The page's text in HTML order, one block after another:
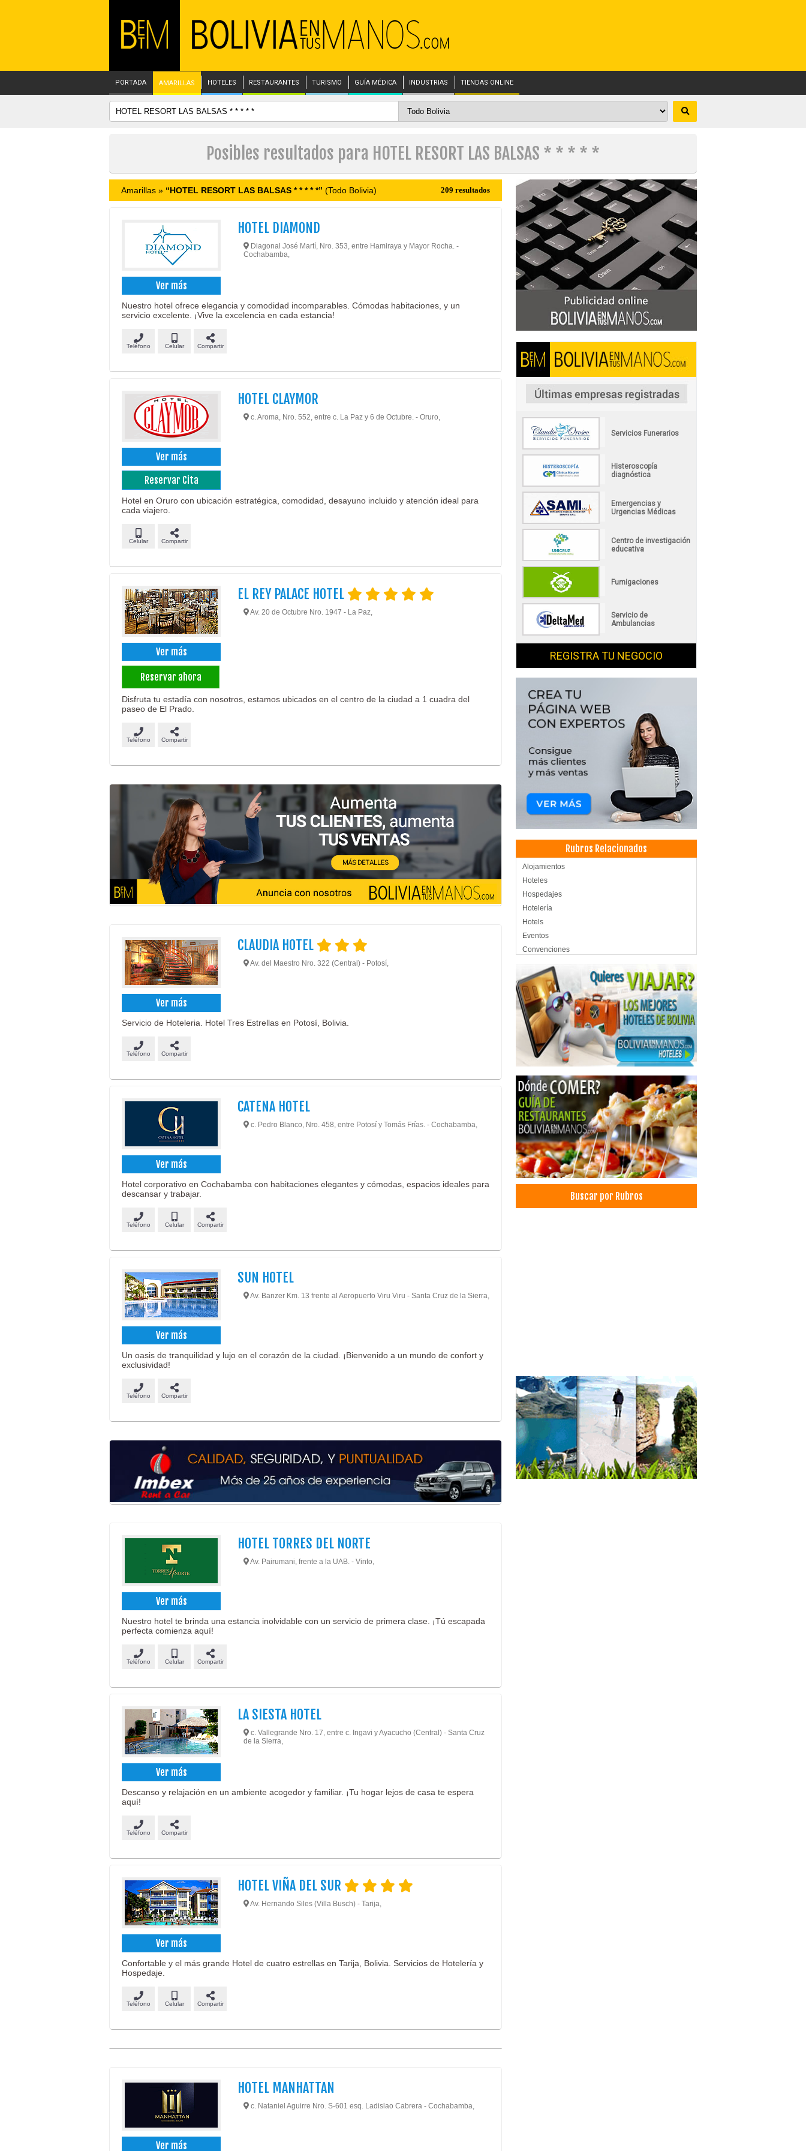
PORTADA AMARILLAS HOTELES RESTAURANTES TURISMO GUÍA MÉDICA INDUSTRIAS TIENDAS ONLINE
Posibles resultados para HOTEL RESORT LAS BALSAS * * * * *
Amarillas » “HOTEL RESORT LAS BALSAS * * * * *” (Todo Bolivia) 209 resultados
Ver más
HOTEL DIAMOND
Diagonal José Martí, Nro. 353, entre Hamiraya y Mayor Rocha. -
Cochabamba,
Nuestro hotel ofrece elegancia y comodidad incomparables. Cómodas habitaciones, y un
servicio excelente. ¡Vive la excelencia en cada estancia!
Teléfono Celular Compartir
Ver más
Reservar Cita
HOTEL CLAYMOR
c. Aroma, Nro. 552, entre c. La Paz y 6 de Octubre. - Oruro,
Hotel en Oruro con ubicación estratégica, comodidad, desayuno incluido y atención ideal para
cada viajero.
Celular Compartir
Ver más
Reservar ahora
EL REY PALACE HOTEL
Av. 20 de Octubre Nro. 1947 - La Paz,
Disfruta tu estadía con nosotros, estamos ubicados en el centro de la ciudad a 1 cuadra del
paseo de El Prado.
Teléfono Compartir
Ver más
CLAUDIA HOTEL
Av. del Maestro Nro. 322 (Central) - Potosí,
Servicio de Hoteleria. Hotel Tres Estrellas en Potosí, Bolivia.
Teléfono Compartir
Ver más
CATENA HOTEL
c. Pedro Blanco, Nro. 458, entre Potosí y Tomás Frías. - Cochabamba,
Hotel corporativo en Cochabamba con habitaciones elegantes y cómodas, espacios ideales para
descansar y trabajar.
Teléfono Celular Compartir
Ver más
SUN HOTEL
Av. Banzer Km. 13 frente al Aeropuerto Viru Viru - Santa Cruz de la Sierra,
Un oasis de tranquilidad y lujo en el corazón de la ciudad. ¡Bienvenido a un mundo de confort y
exclusividad!
Teléfono Compartir
Ver más
HOTEL TORRES DEL NORTE
Av. Pairumani, frente a la UAB. - Vinto,
Nuestro hotel te brinda una estancia inolvidable con un servicio de primera clase. ¡Tú escapada
perfecta comienza aquí!
Teléfono Celular Compartir
Ver más
LA SIESTA HOTEL
c. Vallegrande Nro. 17, entre c. Ingavi y Ayacucho (Central) - Santa Cruz
de la Sierra,
Descanso y relajación en un ambiente acogedor y familiar. ¡Tu hogar lejos de casa te espera
aquí!
Teléfono Compartir
Ver más
HOTEL VIÑA DEL SUR
Av. Hernando Siles (Villa Busch) - Tarija,
Confortable y el más grande Hotel de cuatro estrellas en Tarija, Bolivia. Servicios de Hotelería y
Hospedaje.
Teléfono Celular Compartir
Ver más
HOTEL MANHATTAN
c. Nataniel Aguirre Nro. S-601 esq. Ladislao Cabrera - Cochabamba,
Servicios Funerarios
Histeroscopía
diagnóstica
Emergencias y
Urgencias Médicas
Centro de investigación
educativa
Fumigaciones
Servicio de
Ambulancias
REGISTRA TU NEGOCIO
Rubros Relacionados
Alojamientos
Hoteles
Hospedajes
Hotelería
Hotels
Eventos
Convenciones
Restaurantes
Restaurantes: Comida Internacional
Restaurantes: Comida Criolla
Departamentos en Alquiler
Buscar por Rubros